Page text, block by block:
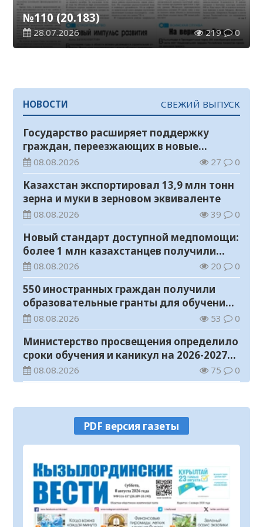
№110 (20.183)
28.07.2026 219 0
НОВОСТИ СВЕЖИЙ ВЫПУСК
Государство расширяет поддержку
граждан, переезжающих в новые
регионы для работы
08.08.2026 27 0
Казахстан экспортировал 13,9 млн тонн
зерна и муки в зерновом эквиваленте
08.08.2026 39 0
Новый стандарт доступной медпомощи:
более 1 млн казахстанцев получили
телемедицинские услуги
08.08.2026 20 0
550 иностранных граждан получили
образовательные гранты для обучения в
Казахстане
08.08.2026 53 0
Министерство просвещения определило
сроки обучения и каникул на 2026-2027
учебный год
08.08.2026 75 0
08.08.2026 29 0
У граждан высокие ожидания от
выборов в Курултай – опрос
общественного мнения
07.08.2026
В Жанакоргане введена в эксплуатацию
водораспределительная станция
07.08.2026 104
PDF версия газеты